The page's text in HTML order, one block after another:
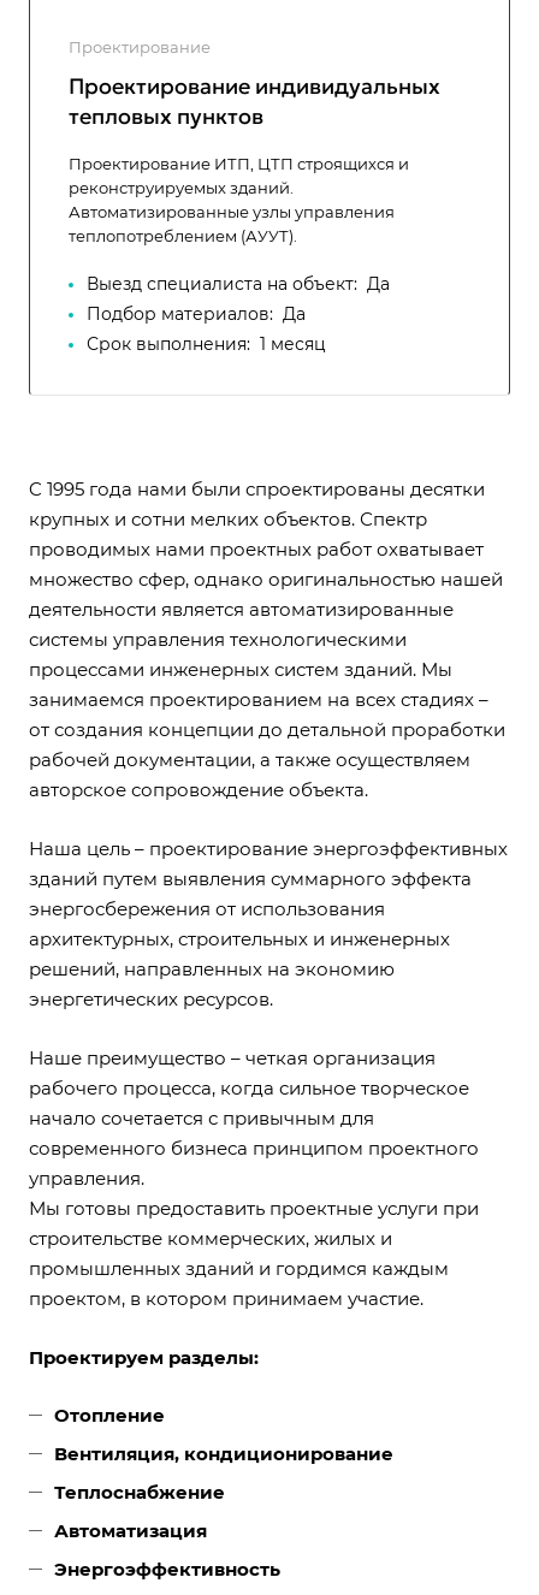
Проектирование
Проектирование индивидуальных
тепловых пунктов
Проектирование ИТП, ЦТП строящихся и
реконструируемых зданий.
Автоматизированные узлы управления
теплопотреблением (АУУТ).
Выезд специалиста на объект: Да
Подбор материалов: Да
Срок выполнения: 1 месяц
C 1995 года нами были спроектированы десятки
крупных и сотни мелких объектов. Спектр
проводимых нами проектных работ охватывает
множество сфер, однако оригинальностью нашей
деятельности является автоматизированные
системы управления технологическими
процессами инженерных систем зданий. Мы
занимаемся проектированием на всех стадиях –
от создания концепции до детальной проработки
рабочей документации, а также осуществляем
авторское сопровождение объекта.
Наша цель – проектирование энергоэффективных
зданий путем выявления суммарного эффекта
энергосбережения от использования
архитектурных, строительных и инженерных
решений, направленных на экономию
энергетических ресурсов.
Наше преимущество – четкая организация
рабочего процесса, когда сильное творческое
начало сочетается с привычным для
современного бизнеса принципом проектного
управления.
Мы готовы предоставить проектные услуги при
строительстве коммерческих, жилых и
промышленных зданий и гордимся каждым
проектом, в котором принимаем участие.
Проектируем разделы:
Отопление
Вентиляция, кондиционирование
Теплоснабжение
Автоматизация
Энергоэффективность